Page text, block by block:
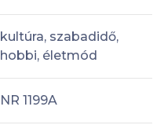
kultúra, szabadidő,
hobbi, életmód
NR 1199A